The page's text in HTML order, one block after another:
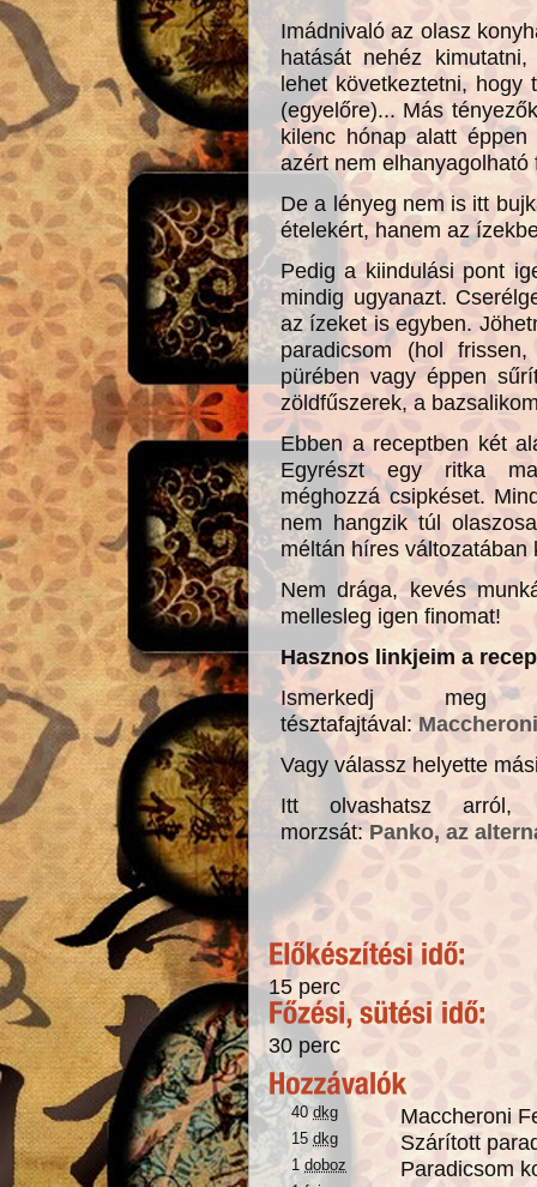
Imádnivaló az olasz
hatását nehéz
lehet következtetni, hogy
(egyelőre)... Más
kilenc hónap alatt
azért nem elhanyagolható
De a lényeg nem is itt
ételekért, hanem az
Pedig a kiindulási pont
mindig ugyanazt.
az ízeket is egyben.
paradicsom (hol
pürében vagy éppen
zöldfűszerek, a
Ebben a receptben két
Egyrészt egy ritka
méghozzá csipkéset.
nem hangzik túl
méltán híres
Nem drága, kevés
mellesleg igen finomat!
Hasznos linkjeim a
Ismerkedj
tésztafajtával:
Vagy válassz helyette
Itt olvashatsz arról,
morzsát:Panko, az
15 perc
30 perc
40dkg Maccheroni
15dkg Szárított
1doboz Paradicsom